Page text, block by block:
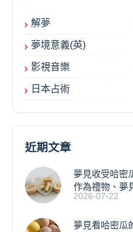
解夢
夢境意義(英)
影視音樂
日本占術
近期文章
夢見收受哈密
作為禮物、夢
2026-07-22
夢見看哈密瓜